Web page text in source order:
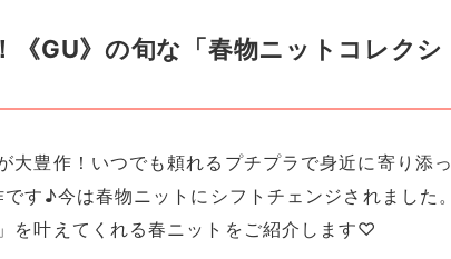
《GU》の旬な「春物ニットコレクシ
大豊作！いつでも頼れるプチプラで身近に寄り添っ
す♪今は春物ニットにシフトチェンジされました。
を叶えてくれる春ニットをご紹介します♡